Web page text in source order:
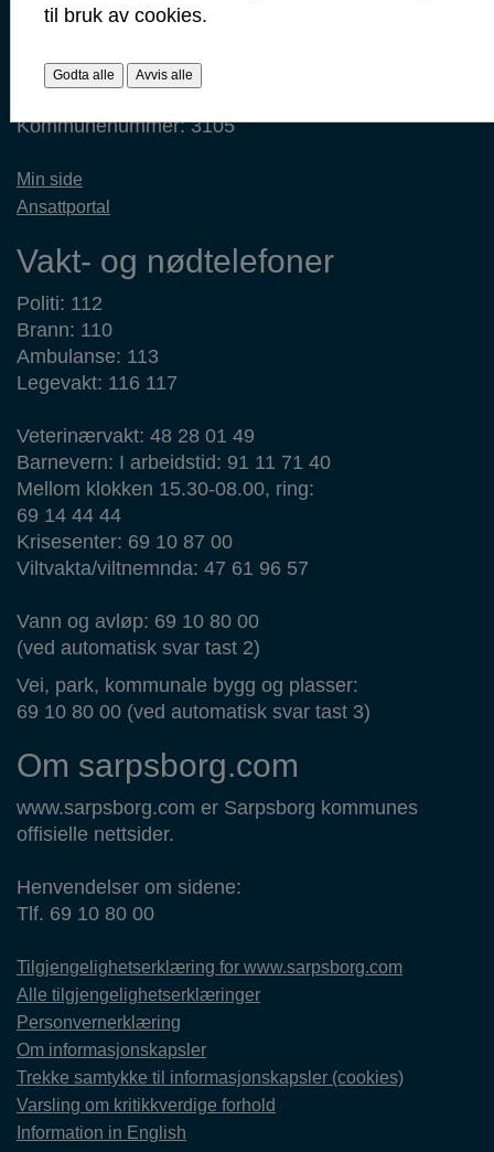
Post: Postboks 237, 1702 Sarpsborg
Faktura: Postboks 505, 1703 Sarpsborg
Kommunenummer: 3105
Min side
Ansattportal
Vakt- og nødtelefoner
Politi: 112
Brann: 110
Ambulanse: 113
Legevakt: 116 117
Veterinærvakt: 48 28 01 49
Barnevern: I arbeidstid: 91 11 71 40
Mellom klokken 15.30-08.00, ring:
69 14 44 44
Krisesenter: 69 10 87 00
Viltvakta/viltnemnda: 47 61 96 57
Vann og avløp: 69 10 80 00
(ved automatisk svar tast 2)
Vei, park, kommunale bygg og plasser:
69 10 80 00 (ved automatisk svar tast 3)
Om sarpsborg.com
www.sarpsborg.com er Sarpsborg kommunes
offisielle nettsider.
Henvendelser om sidene:
Tlf. 69 10 80 00
Tilgjengelighetserklæring for www.sarpsborg.com
Alle tilgjengelighetserklæringer
Personvernerklæring
Om informasjonskapsler
Trekke samtykke til informasjonskapsler (cookies)
Varsling om kritikkverdige forhold
Information in English
til bruk av cookies.
Godta alle Avvis alle